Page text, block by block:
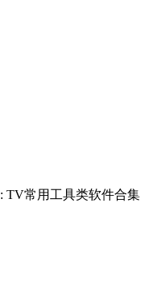
TV常用工具类软件合集